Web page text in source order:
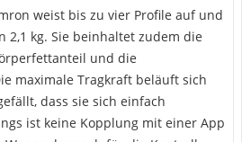
weist bis zu vier Profile auf und
2,1 kg. Sie beinhaltet zudem die
und die
maximale Tragkraft beläuft sich
dass sie sich einfach
ist keine Kopplung mit einer App